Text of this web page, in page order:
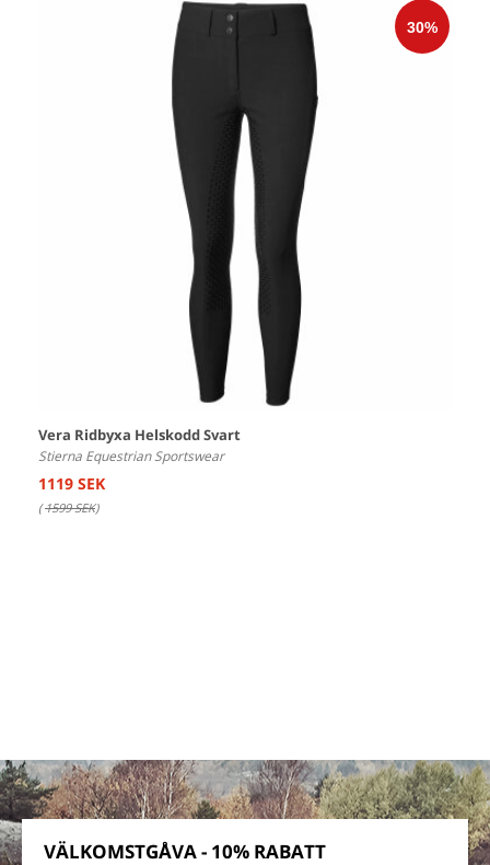
Vera Ridbyxa Helskodd Svart
Stierna Equestrian Sportswear
1119 SEK
(1599 SEK)
VÄLKOMSTGÅVA - 10% RABATT